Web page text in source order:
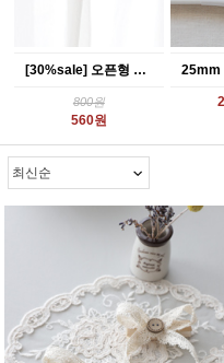
[30%sale] 오픈형 커튼 집게링 1p
800원
560원